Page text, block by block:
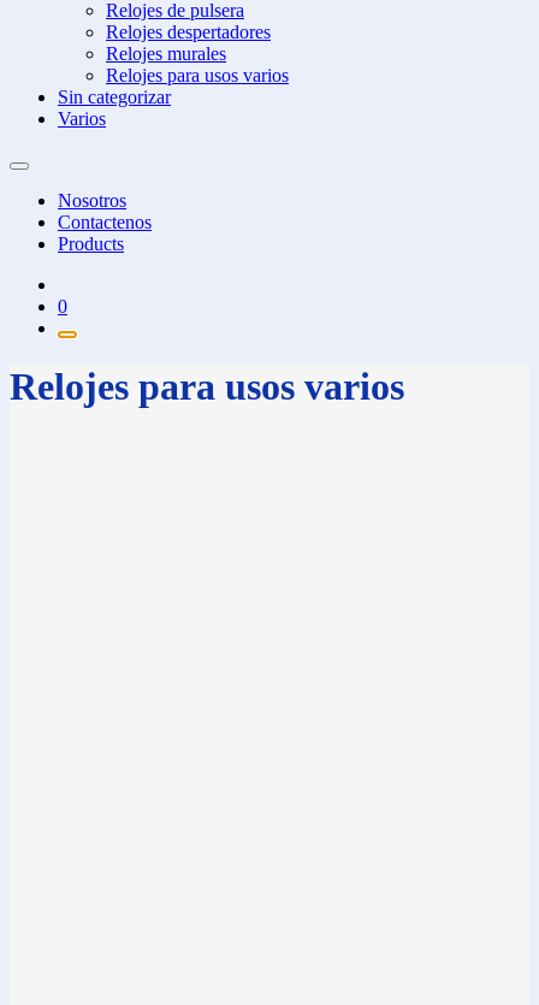
Relojes de pulsera
Relojes despertadores
Relojes murales
Relojes para usos varios
Sin categorizar
Varios
Nosotros
Contactenos
Products
0
Relojes para usos varios